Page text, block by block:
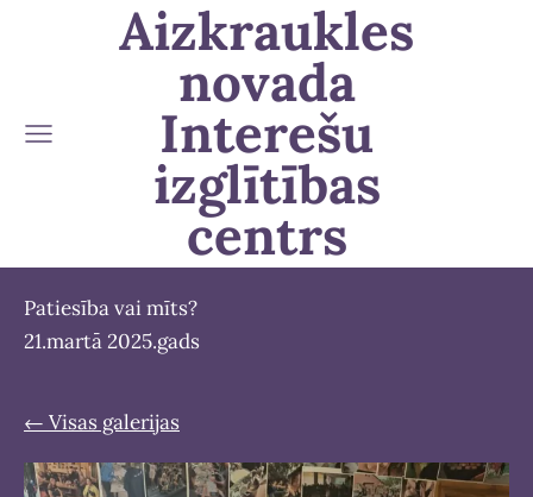
Aizkraukles
novada
Interešu
izglītības
centrs
Patiesība vai mīts?
21.martā 2025.gads
Visas galerijas